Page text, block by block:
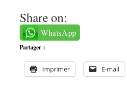
Share on:
WhatsApp
Partager :
Imprimer E-mail